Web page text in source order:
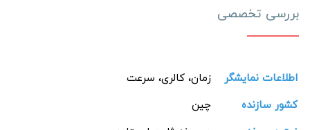
بررسی تخصصی
اطلاعات نمایشگر
زمان، کالری، سرعت
کشور سازنده
چین